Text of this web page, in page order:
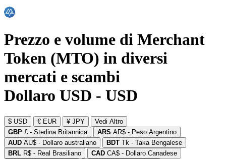
Prezzo e volume di Merchant
Token (MTO) in diversi
mercati e scambi
Dollaro USD - USD
$ USD € EUR ¥ JPY
Vedi Altro
GBP £ - Sterlina Britannica ARS AR$ - Peso Argentino
AUD AU$ - Dollaro australiano BDT Tk - Taka Bengalese
BRL R$ - Real Brasiliano CAD CA$ - Dollaro Canadese